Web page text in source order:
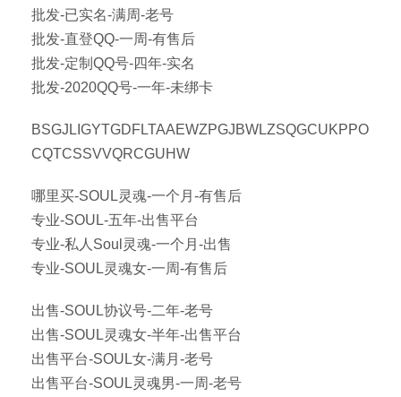
批发-已实名-满周-老号
批发-直登QQ-一周-有售后
批发-定制QQ号-四年-实名
批发-2020QQ号-一年-未绑卡
BSGJLIGYTGDFLTAAEWZPGJBWLZSQGCUKPPO
CQTCSSVVQRCGUHW
哪里买-SOUL灵魂-一个月-有售后
专业-SOUL-五年-出售平台
专业-私人Soul灵魂-一个月-出售
专业-SOUL灵魂女-一周-有售后
出售-SOUL协议号-二年-老号
出售-SOUL灵魂女-半年-出售平台
出售平台-SOUL女-满月-老号
出售平台-SOUL灵魂男-一周-老号